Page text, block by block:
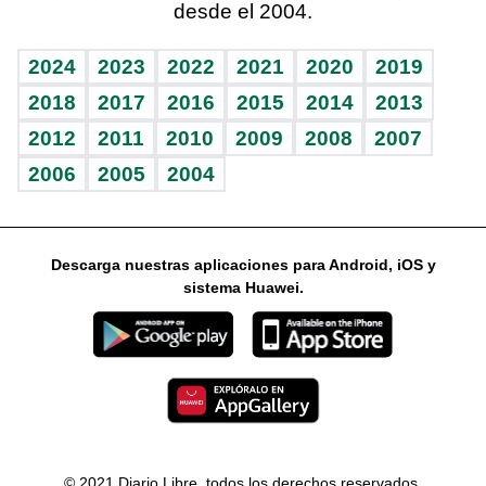
Vida y familia
Eñe
Celebrando la vida
Sin complejos
En pocas palabras
Escuchando al corazón
Economía Personal
Consulta Libre
BRV
TBT Deportivo
Más firmas
Guía del dinero
Horóscopos
desde el 2004.
2024 2023 2022 2021 2020
2019
2018
2017 2016 2015 2014
2013
2012
2011 2010 2009 2008
2007
2006
2005 2004
Descarga nuestras aplicaciones para Android, iOS y
sistema Huawei.